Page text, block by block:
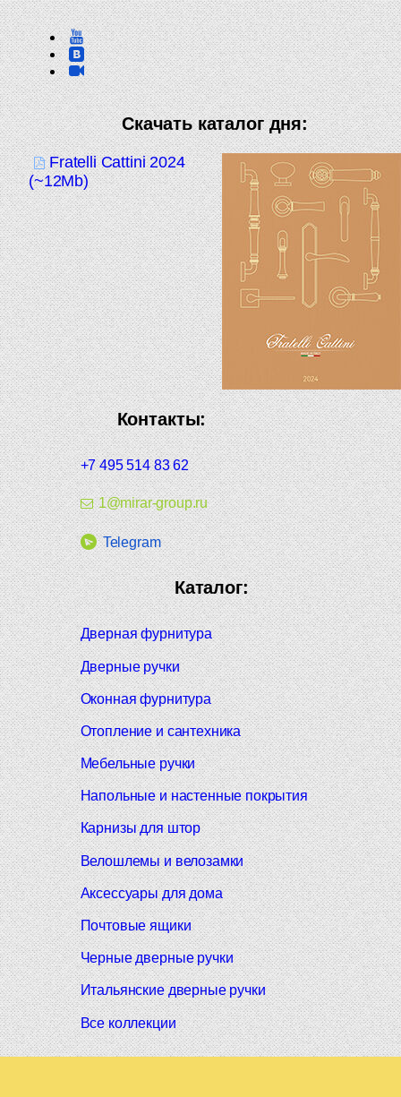
Скачать каталог дня:
Fratelli Cattini 2024
(~12Mb)
Контакты:
+7 495 514 83 62
1@mirar-group.ru
Telegram
Каталог:
Дверная фурнитура
Дверные ручки
Оконная фурнитура
Отопление и сантехника
Мебельные ручки
Напольные и настенные покрытия
Карнизы для штор
Велошлемы и велозамки
Аксессуары для дома
Почтовые ящики
Черные дверные ручки
Итальянские дверные ручки
Все коллекции